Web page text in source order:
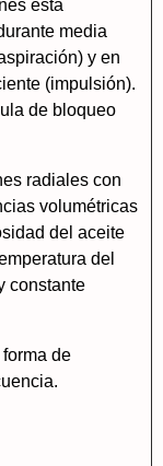
está
media
y en
(impulsión).
de bloqueo
radiales con
volumétricas
del aceite
del
constante
de